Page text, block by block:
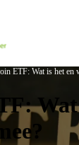
ETF: Wat is het en
Wat